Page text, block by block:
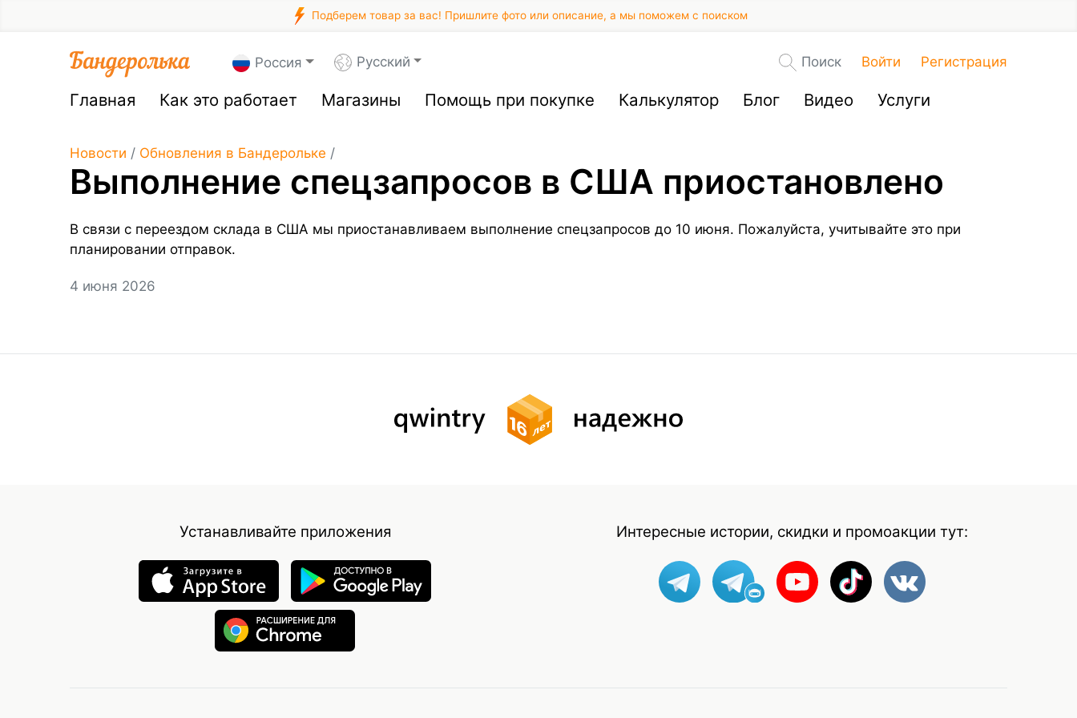
Подберем товар за вас! Пришлите фото или описание, а мы поможем с поиском
Россия Русский Поиск Войти Регистрация
Главная Как это работает Магазины Помощь при покупке Калькулятор Блог Видео Услуги
Новости / Обновления в Бандерольке /
Выполнение спецзапросов в США приостановлено
В связи с переездом склада в США мы приостанавливаем выполнение спецзапросов до 10 июня. Пожалуйста, учитывайте это при
планировании отправок.
4 июня 2026
Устанавливайте приложения Интересные истории, скидки и промоакции тут: